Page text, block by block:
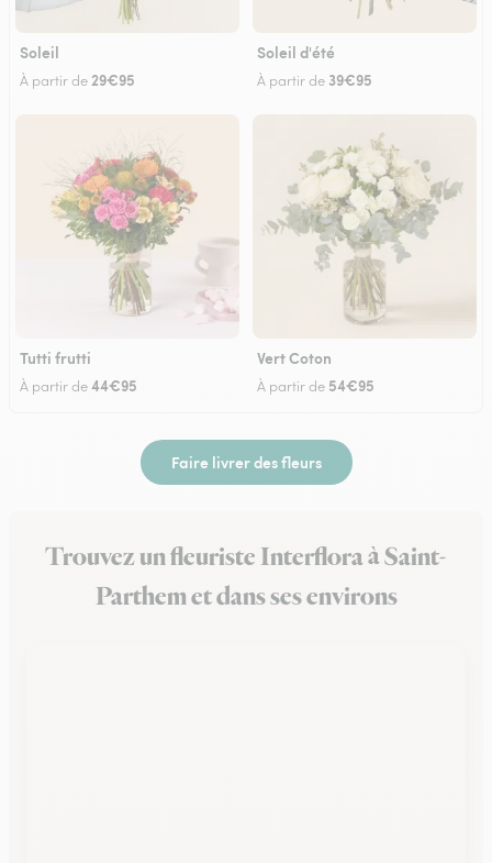
Soleil
À partir de29€95
Soleil d'été
À partir de 39€95
Tutti frutti
À partir de44€95
Vert Coton
À partir de 54€95
Faire livrer des fleurs
Trouvez un fleuriste Interflora à Saint-
Parthem et dans ses environs